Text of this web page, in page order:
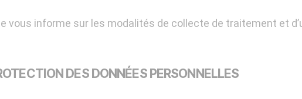
vous informe sur les modalités de collecte de traitement et
DES DONNÉES PERSONNELLES